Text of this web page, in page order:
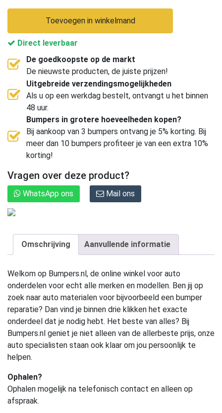
Toevoegen in winkelmand
Direct leverbaar
De goedkoopste op de markt
De nieuwste producten, de juiste prijzen!
Uitgebreide verzendingsmogelijkheden
Als u op een werkdag bestelt, ontvangt u het binnen
48 uur.
Bumpers in grotere hoeveelheden kopen?
Bij aankoop van 3 bumpers ontvang je 5% korting. Bij
meer dan 10 bumpers profiteer je van een extra 10%
korting!
Vragen over deze product?
WhatsApp ons Mail ons
Omschrijving Aanvullende informatie
Welkom op Bumpers.nl, de online winkel voor auto
onderdelen voor echt alle merken en modellen. Ben jij op
zoek naar auto materialen voor bijvoorbeeld een bumper
reparatie? Dan vind je binnen drie klikken het exacte
onderdeel dat je nodig hebt. Het beste van alles? Bij
Bumpers.nl geniet je niet alleen van de allerbeste prijs, onze
auto specialisten staan ook klaar om jou persoonlijk te
helpen.
Ophalen?
Ophalen mogelijk na telefonisch contact en alleen op
afspraak.